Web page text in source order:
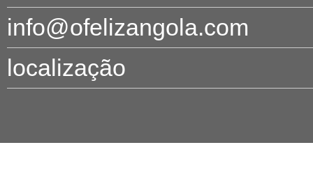
info@ofelizangola.com
localização